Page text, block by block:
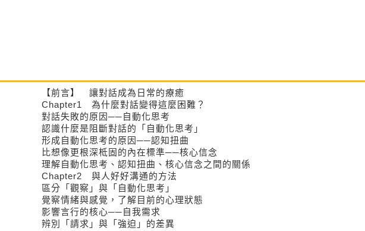
【前言】 讓對話成為日常的療癒
Chapter1 為什麼對話變得這麼困難？
對話失敗的原因──自動化思考
認識什麼是阻斷對話的「自動化思考」
形成自動化思考的原因──認知扭曲
比想像更根深柢固的內在標準──核心信念
理解自動化思考、認知扭曲、核心信念之間的關係
Chapter2 與人好好溝通的方法
區分「觀察」與「自動化思考」
覺察情緒與感覺，了解目前的心理狀態
影響言行的核心──自我需求
辨別「請求」與「強迫」的差異